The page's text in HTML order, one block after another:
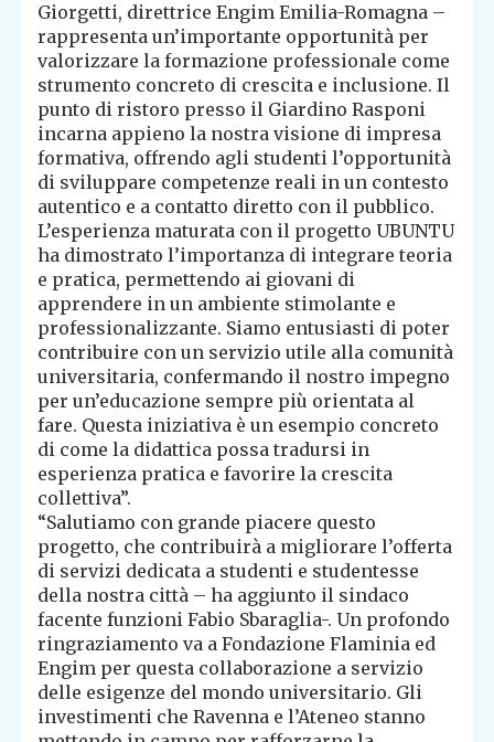
Giorgetti, direttrice Engim Emilia-Romagna –
rappresenta un’importante opportunità per
valorizzare la formazione professionale come
strumento concreto di crescita e inclusione. Il
punto di ristoro presso il Giardino Rasponi
incarna appieno la nostra visione di impresa
formativa, offrendo agli studenti l’opportunità
di sviluppare competenze reali in un contesto
autentico e a contatto diretto con il pubblico.
L’esperienza maturata con il progetto UBUNTU
ha dimostrato l’importanza di integrare teoria
e pratica, permettendo ai giovani di
apprendere in un ambiente stimolante e
professionalizzante. Siamo entusiasti di poter
contribuire con un servizio utile alla comunità
universitaria, confermando il nostro impegno
per un’educazione sempre più orientata al
fare. Questa iniziativa è un esempio concreto
di come la didattica possa tradursi in
esperienza pratica e favorire la crescita
collettiva”.
“Salutiamo con grande piacere questo
progetto, che contribuirà a migliorare l’offerta
di servizi dedicata a studenti e studentesse
della nostra città – ha aggiunto il sindaco
facente funzioni Fabio Sbaraglia-. Un profondo
ringraziamento va a Fondazione Flaminia ed
Engim per questa collaborazione a servizio
delle esigenze del mondo universitario. Gli
investimenti che Ravenna e l’Ateneo stanno